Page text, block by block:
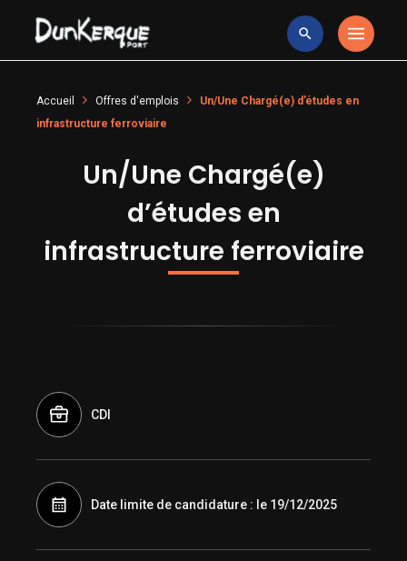
Accueil Offres d'emplois
Un/Une Chargé(e) d’études en
infrastructure ferroviaire
Un/Une Chargé(e)
d’études en
infrastructure ferroviaire
CDI
Date limite de candidature : le 19/12/2025